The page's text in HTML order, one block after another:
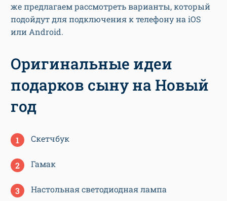
же предлагаем рассмотреть варианты, который
подойдут для подключения к телефону на iOS
или Android.
Оригинальные идеи
подарков сыну на Новый
год
Скетчбук
Гамак
Настольная светодиодная лампа